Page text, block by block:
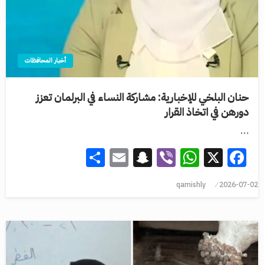
أخبار المحافظات
حنان البلخي للإخبارية: مشاركة النساء في البرلمان تعزز
دورهن في اتخاذ القرار
…
Facebook
X
WhatsApp
Viber
Snapchat
Email
2026-07-02
qamishly